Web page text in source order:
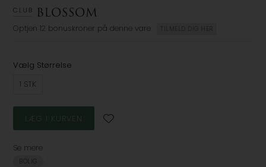
Optjen 12 bonuskroner på denne vare TILMELD DIG HER
Vælg Størrelse
1 STK
Se mere
BOLIG